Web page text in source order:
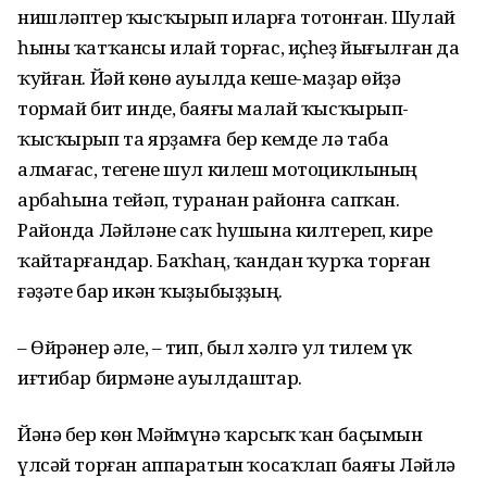
нишләптер ҡысҡырып иларға тотонған. Шулай
һыны ҡатҡансы илай торғас, иҫһеҙ йығылған да
ҡуйған. Йәй көнө ауылда кеше-маҙар өйҙә
тормай бит инде, баяғы малай ҡысҡырып-
ҡысҡырып та ярҙамға бер кемде лә таба
алмағас, тегене шул килеш мотоциклының
арбаһына тейәп, туранан районға сапҡан.
Районда Ләйләне саҡ һушына килтереп, кире
ҡайтарғандар. Баҡһаң, ҡандан ҡурҡа торған
ғәҙәте бар икән ҡыҙыбыҙҙың.
– Өйрәнер әле, – тип, был хәлгә ул тилем үк
иғтибар бирмәне ауылдаштар.
Йәнә бер көн Мәймүнә ҡарсыҡ ҡан баҫымын
үлсәй торған аппаратын ҡосаҡлап баяғы Ләйлә